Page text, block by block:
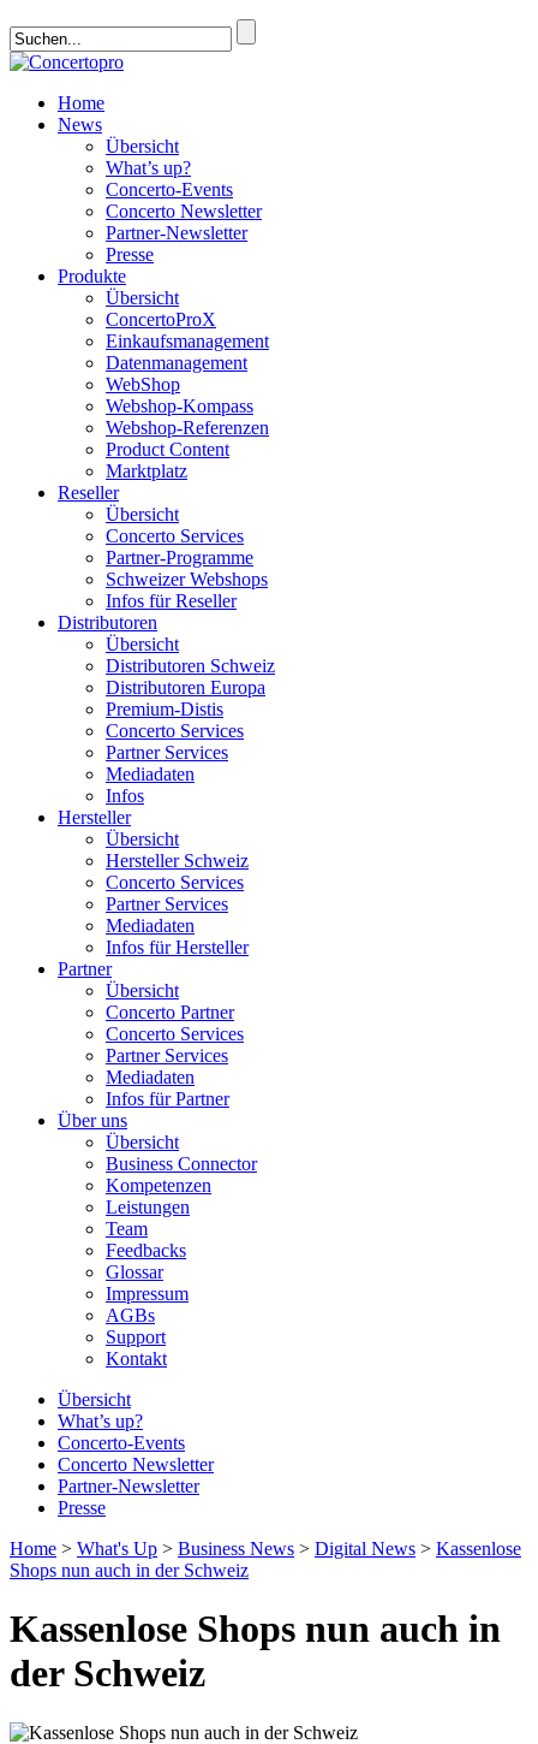
Home
News
Übersicht
What’s up?
Concerto-Events
Concerto Newsletter
Partner-Newsletter
Presse
Produkte
Übersicht
ConcertoProX
Einkaufsmanagement
Datenmanagement
WebShop
Webshop-Kompass
Webshop-Referenzen
Product Content
Marktplatz
Reseller
Übersicht
Concerto Services
Partner-Programme
Schweizer Webshops
Infos für Reseller
Distributoren
Übersicht
Distributoren Schweiz
Distributoren Europa
Premium-Distis
Concerto Services
Partner Services
Mediadaten
Infos
Hersteller
Übersicht
Hersteller Schweiz
Concerto Services
Partner Services
Mediadaten
Infos für Hersteller
Partner
Übersicht
Concerto Partner
Concerto Services
Partner Services
Mediadaten
Infos für Partner
Über uns
Übersicht
Business Connector
Kompetenzen
Leistungen
Team
Feedbacks
Glossar
Impressum
AGBs
Support
Kontakt
Übersicht
What’s up?
Concerto-Events
Concerto Newsletter
Partner-Newsletter
Presse
Home > What's Up > Business News > Digital News > Kassenlose
Shops nun auch in der Schweiz
Kassenlose Shops nun auch in
der Schweiz